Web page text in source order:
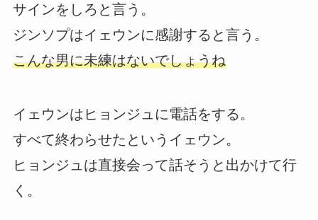
サインをしろと言う。
ジンソプはイェウンに感謝すると言う。
こんな男に未練はないでしょうね
イェウンはヒョンジュに電話をする。
すべて終わらせたというイェウン。
ヒョンジュは直接会って話そうと出かけて行
く。